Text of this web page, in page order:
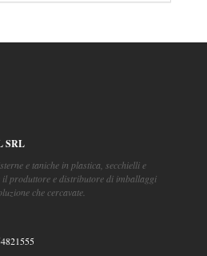
SRL
e taniche in plastica, secchielli e
produttore e distributore di imballaggi
che cercavate.